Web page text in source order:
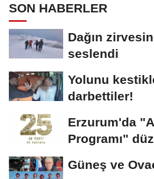
SON HABERLER
Dağın
seslendi
Yolunu
darbettiler!
Erzurum'da
Programı"
Güneş ve